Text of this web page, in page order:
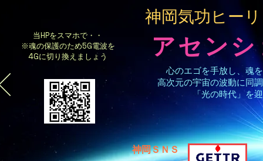
当HPをスマホで・・
※魂の保護のため5G電波を
4Gに切り換えましょう
アセン
神岡気功ヒー
心のエゴを手放し、魂
高次元の宇宙の波動に同
「光の時代」を
​神岡ＳＮＳ